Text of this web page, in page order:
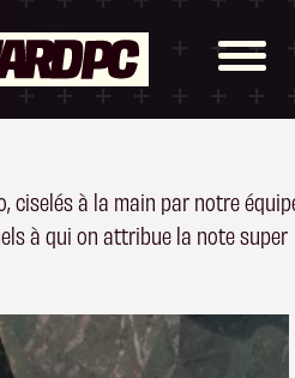
ciselés à la main par notre
à qui on attribue la note super